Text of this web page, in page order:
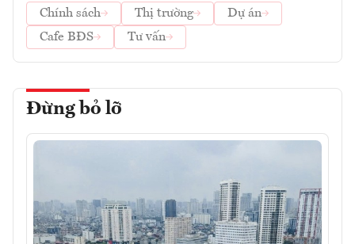
Chính sách
Thị trường
Dự án
Cafe BĐS
Tư vấn
Đừng bỏ lỡ